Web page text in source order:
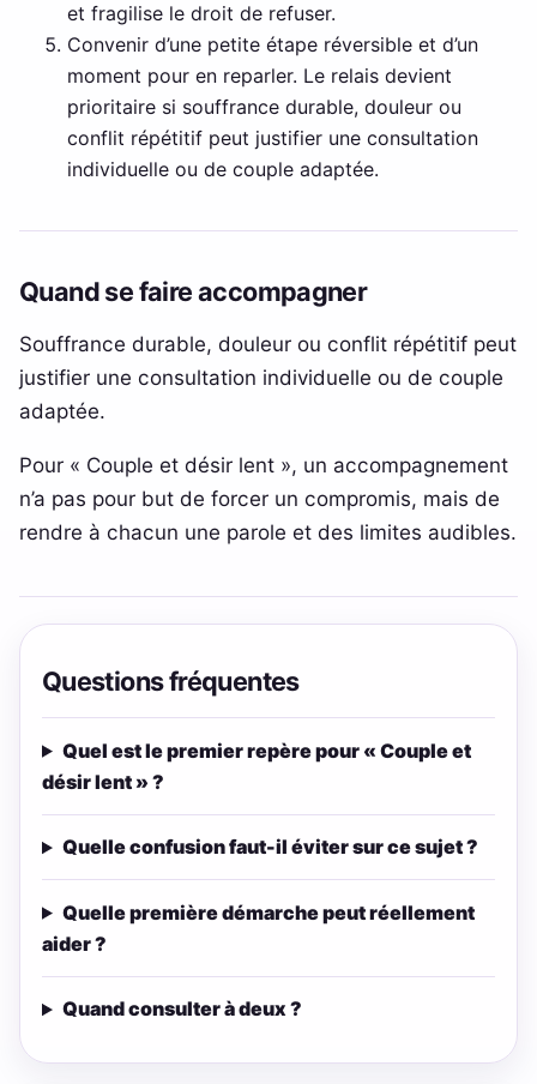
et fragilise le droit de refuser.
Convenir d’une petite étape réversible et d’un
moment pour en reparler. Le relais devient
prioritaire si souffrance durable, douleur ou
conflit répétitif peut justifier une consultation
individuelle ou de couple adaptée.
Quand se faire accompagner
Souffrance durable, douleur ou conflit répétitif peut
justifier une consultation individuelle ou de couple
adaptée.
Pour « Couple et désir lent », un accompagnement
n’a pas pour but de forcer un compromis, mais de
rendre à chacun une parole et des limites audibles.
Questions fréquentes
Quel est le premier repère pour « Couple et
désir lent » ?
Quelle confusion faut-il éviter sur ce sujet ?
Quelle première démarche peut réellement
aider ?
Quand consulter à deux ?